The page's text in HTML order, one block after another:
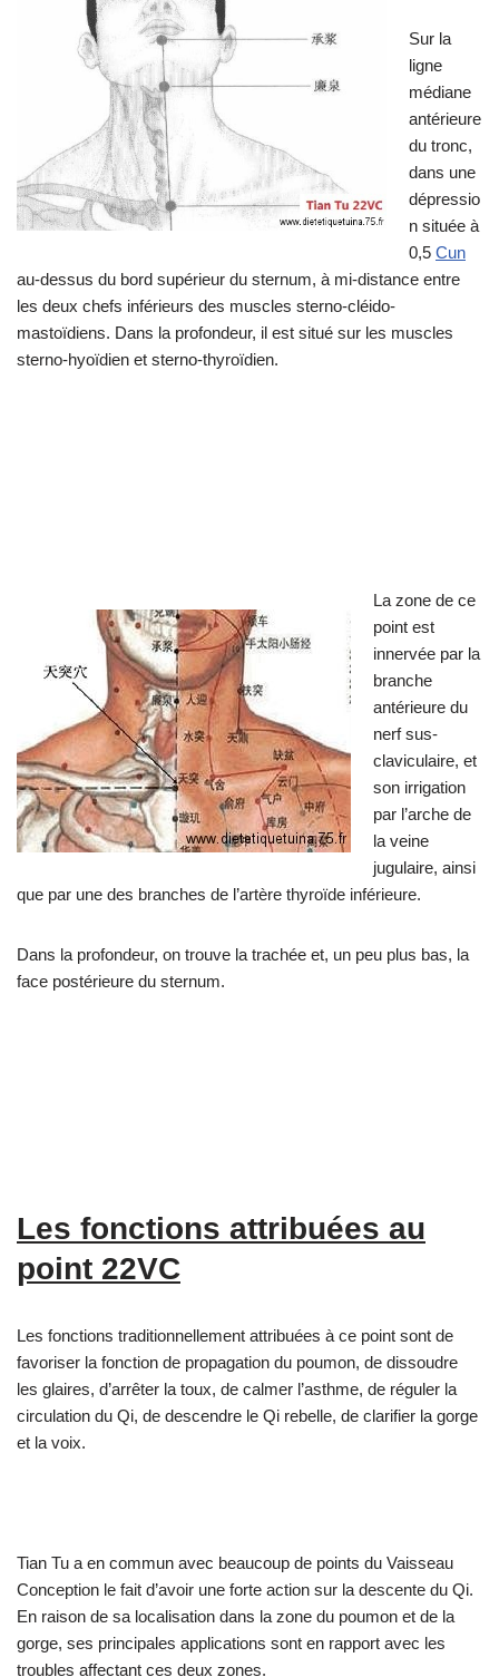
Sur la
ligne
médiane
antérieure
du tronc,
dans une
dépressio
n située à
0,5 Cun
au-dessus du bord supérieur du sternum, à mi-distance entre
les deux chefs inférieurs des muscles sterno-cléido-
mastoïdiens. Dans la profondeur, il est situé sur les muscles
sterno-hyoïdien et sterno-thyroïdien.
La zone de ce
point est
innervée par la
branche
antérieure du
nerf sus-
claviculaire, et
son irrigation
par l’arche de
la veine
jugulaire, ainsi
que par une des branches de l’artère thyroïde inférieure.
Dans la profondeur, on trouve la trachée et, un peu plus bas, la
face postérieure du sternum.
Les fonctions attribuées au
point 22VC
Les fonctions traditionnellement attribuées à ce point sont de
favoriser la fonction de propagation du poumon, de dissoudre
les glaires, d’arrêter la toux, de calmer l’asthme, de réguler la
circulation du Qi, de descendre le Qi rebelle, de clarifier la gorge
et la voix.
Tian Tu a en commun avec beaucoup de points du Vaisseau
Conception le fait d’avoir une forte action sur la descente du Qi.
En raison de sa localisation dans la zone du poumon et de la
gorge, ses principales applications sont en rapport avec les
troubles affectant ces deux zones.